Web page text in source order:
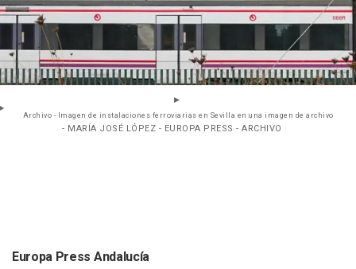
Archivo - Imagen de instalaciones ferroviarias en Sevilla en una imagen de archivo
- MARÍA JOSÉ LÓPEZ - EUROPA PRESS - ARCHIVO
Europa Press Andalucía